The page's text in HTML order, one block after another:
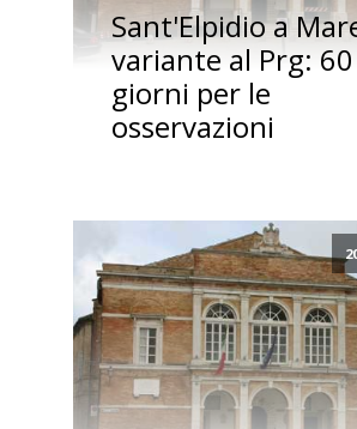
Sant'Elpidio a
variante al Prg: 60
giorni per le
osservazioni